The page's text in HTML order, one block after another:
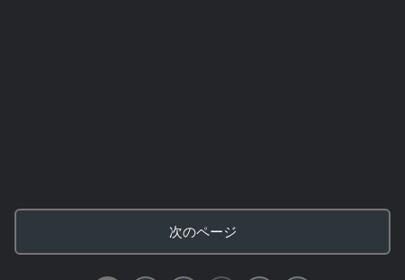
次のページ